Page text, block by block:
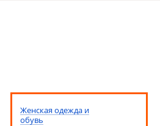
Женская одежда и
обувь